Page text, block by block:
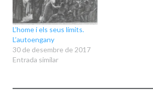
L’home i els seus límits.
L’autoengany
30 de desembre de 2017
Entrada similar